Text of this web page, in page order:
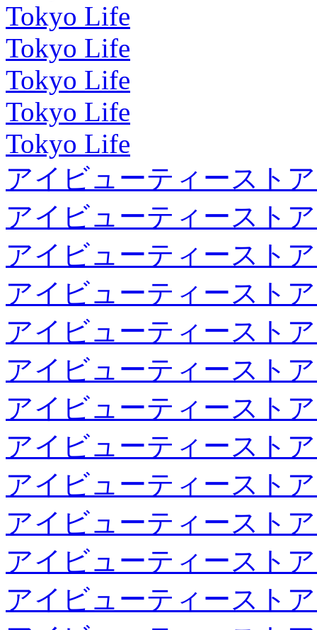
Tokyo Life
Tokyo Life
Tokyo Life
Tokyo Life
Tokyo Life
アイビューティースト
アイビューティースト
アイビューティースト
アイビューティースト
アイビューティースト
アイビューティースト
アイビューティースト
アイビューティースト
アイビューティースト
アイビューティースト
アイビューティースト
アイビューティースト